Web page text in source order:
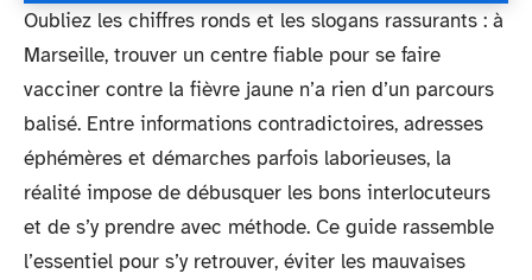
Oubliez les chiffres ronds et les slogans rassurants : à
Marseille, trouver un centre fiable pour se faire
vacciner contre la fièvre jaune n’a rien d’un parcours
balisé. Entre informations contradictoires, adresses
éphémères et démarches parfois laborieuses, la
réalité impose de débusquer les bons interlocuteurs
et de s’y prendre avec méthode. Ce guide rassemble
l’essentiel pour s’y retrouver, éviter les mauvaises